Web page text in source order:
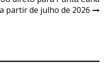
a partir de julho de 2026